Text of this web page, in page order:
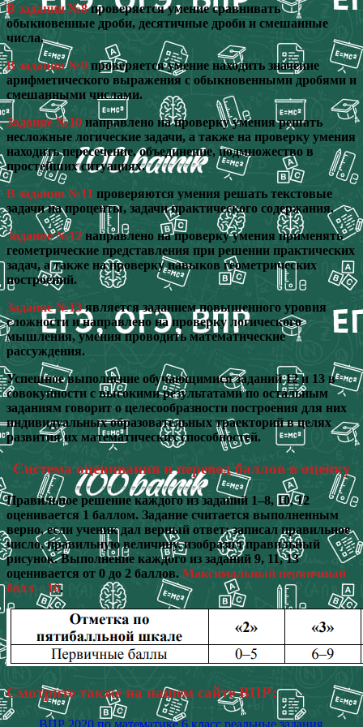
В задании №8проверяется умение сравнивать
обыкновенные дроби, десятичные дроби и смешанные
числа.
В задании №9 проверяется умение находить значение
арифметического выражения с обыкновенными дробями и
смешанными числами.
Задание №10 направлено на проверку умения решать
несложные логические задачи, а также на проверку умения
находить пересечение, объединение, подмножество в
простейших ситуациях.
В задании №11 проверяются умения решать текстовые
задачи на проценты, задачи практического содержания.
Задание №12 направлено на проверку умения применять
геометрические представления при решении практических
задач, а также на проверку навыков геометрических
построений.
Задание №13является заданием повышенного уровня
сложности и направлено на проверку логического
мышления, умения проводить математические
рассуждения.
Успешное выполнение обучающимися заданий 12 и 13 в
совокупности с высокими результатами по остальным
заданиям говорит о целесообразности построения для них
индивидуальных образовательных траекторий в целях
развития их математических способностей.
Система оценивания и перевод баллов в оценку
Правильное решение каждого из заданий 1–8, 10, 12
оценивается 1 баллом. Задание считается выполненным
верно, если ученик дал верный ответ: записал правильное
число, правильную величину, изобразил правильный
рисунок. Выполнение каждого из заданий 9, 11, 13
оценивается от 0 до 2 баллов. Максимальный первичный
балл – 16.
Смотрите также на нашем сайте ВПР:
ВПР 2020 по математике 6 класс реальные задания